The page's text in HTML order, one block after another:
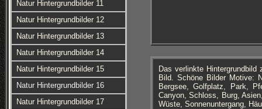
Natur Hintergrundbilder 11
Natur Hintergrundbilder 12
Natur Hintergrundbilder 13
Natur Hintergrundbilder 14
Natur Hintergrundbilder 15
Natur Hintergrundbilder 16
Natur Hintergrundbilder 17
Das verlinkte
Bild. Schöne Bilder Motive:
Bergsee, Golfplatz, Park,
Canyon, Schloss, Burg,
Wüste, Sonnenuntergang,